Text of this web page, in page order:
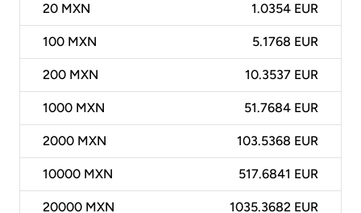
20 MXN 1.0354 EUR
100 MXN 5.1768 EUR
200 MXN 10.3537 EUR
1000 MXN 51.7684 EUR
2000 MXN 103.5368 EUR
10000 MXN 517.6841 EUR
20000 MXN 1035.3682 EUR